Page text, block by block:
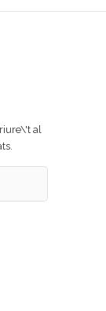
al